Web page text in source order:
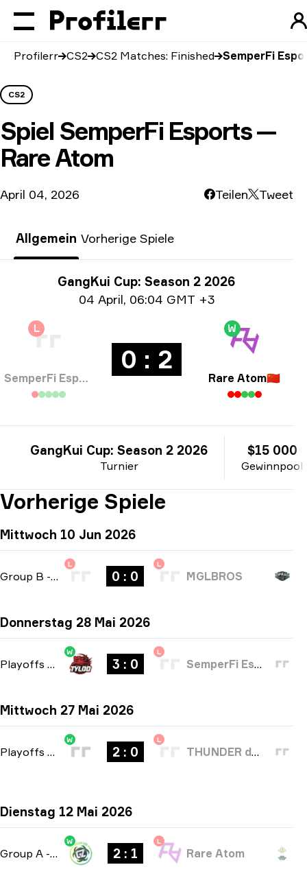
Profilerr CS2 CS2 Matches: Finished SemperFi
CS2
Spiel SemperFi Esports —
Rare Atom
April 04, 2026 Teilen Tweet
Allgemein Vorherige Spiele
Turnier-Informationen
GangKui Cup: Season 2 2026
04 April, 06:04 GMT +3
L
SemperFi Esports
0 : 2
W
Rare Atom🇨🇳
Turnier
GangKui Cup: Season 2 2026
Gewinnpool
$15 000
Vorherige Spiele
Mittwoch 10 Jun 2026
Group B - bo3
L
0 : 0
L
MGLBROS
Donnerstag 28 Mai 2026
Playoffs bo5
W
3 : 0
L
SemperFi Esports
Mittwoch 27 Mai 2026
Playoffs bo3
W
2 : 0
L
THUNDER dOWNUNDER
Dienstag 12 Mai 2026
Group A - bo3
W
2 : 1
L
Rare Atom